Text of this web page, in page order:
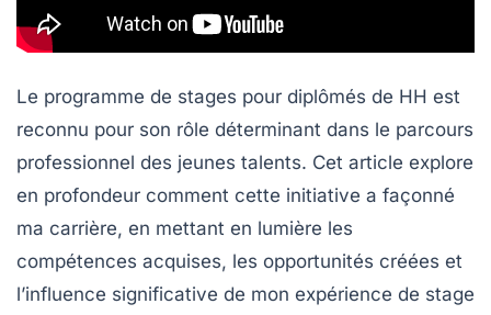
Le programme de stages pour diplômés de HH est
reconnu pour son rôle déterminant dans le parcours
professionnel des jeunes talents. Cet article explore
en profondeur comment cette initiative a façonné
ma carrière, en mettant en lumière les
compétences acquises, les opportunités créées et
l’influence significative de mon expérience de stage